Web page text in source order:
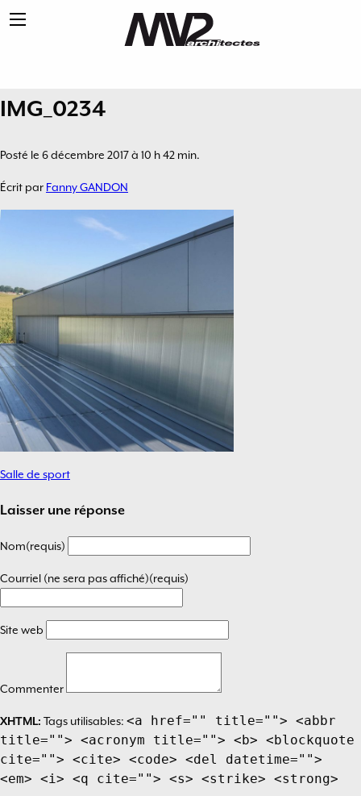
IMG_0234
Posté le 6 décembre 2017 à 10 h 42 min.
Écrit par Fanny GANDON
Navigation
de
l’article
Salle de sport
Laisser une réponse
Nom(requis)
Courriel (ne sera pas affiché)(requis)
Site web
Commenter
XHTML: Tags utilisables: <a href="" title=""> <abbr
title=""> <acronym title=""> <b> <blockquote
cite=""> <cite> <code> <del datetime="">
<em> <i> <q cite=""> <s> <strike> <strong>